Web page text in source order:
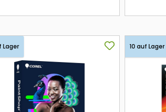
Lager 10 auf Lager